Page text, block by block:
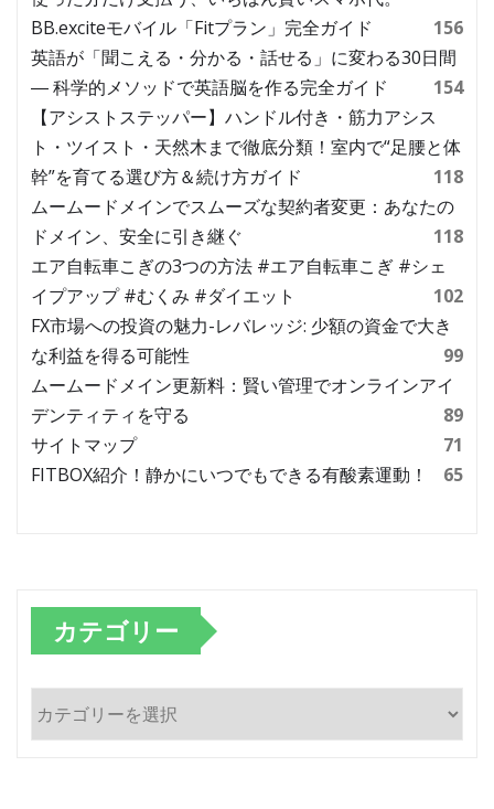
BB.exciteモバイル「Fitプラン」完全ガイド
156
英語が「聞こえる・分かる・話せる」に変わる30日間
― 科学的メソッドで英語脳を作る完全ガイド
154
【アシストステッパー】ハンドル付き・筋力アシス
ト・ツイスト・天然木まで徹底分類！室内で“足腰と体
幹”を育てる選び方＆続け方ガイド
118
ムームードメインでスムーズな契約者変更：あなたの
ドメイン、安全に引き継ぐ
118
エア自転車こぎの3つの方法 #エア自転車こぎ #シェ
イプアップ #むくみ #ダイエット
102
FX市場への投資の魅力-レバレッジ: 少額の資金で大き
な利益を得る可能性
99
ムームードメイン更新料：賢い管理でオンラインアイ
デンティティを守る
89
サイトマップ
71
FITBOX紹介！静かにいつでもできる有酸素運動！
65
カテゴリー
テ